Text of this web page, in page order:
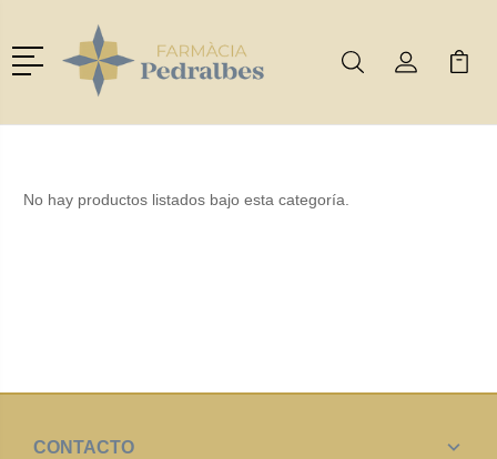
Menú
BuscarMi Cuenta
Mi
No hay productos listados bajo esta categoría.
CONTACTO